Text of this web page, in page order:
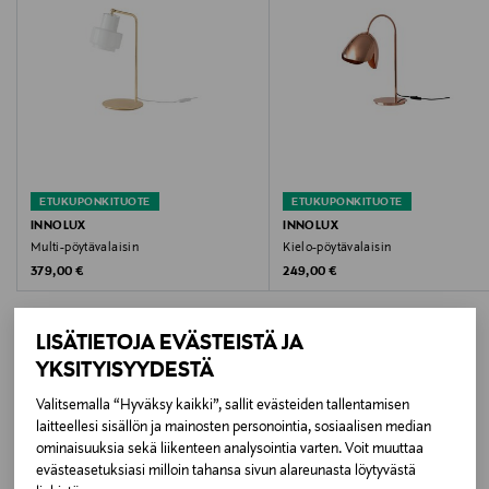
LISÄTIETOJA EVÄSTEISTÄ JA
YKSITYISYYDESTÄ
Valitsemalla “Hyväksy kaikki”, sallit evästeiden tallentamisen
laitteellesi sisällön ja mainosten personointia, sosiaalisen median
ominaisuuksia sekä liikenteen analysointia varten. Voit muuttaa
evästeasetuksiasi milloin tahansa sivun alareunasta löytyvästä
Koko
19 x 48 cm
Valmistusmaa
Kiina
Valmistajan tuotenumero
330920
ETUKUPONKITUOTE
INNOLUX
Multi-pöytävalaisin
Original Price
379,00 €
ETUKUPONKITUOTE
INNOLUX
Kielo-pöytävalaisin
Original Price
249,00 €
LISÄÄ KIINNOSTAVIA
TUOTTEITA